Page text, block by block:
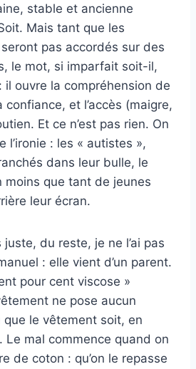
stable et ancienne
Mais tant que les
pas accordés sur des
le mot, si imparfait soit-il,
il ouvre la compréhension de
et l’accès (maigre,
Et ce n’est pas rien. On
l’ironie : les « autistes »,
dans leur bulle, le
moins que tant de jeunes
leur écran.
du reste, je ne l’ai pas
: elle vient d’un parent.
pour cent viscose »
ne pose aucun
que le vêtement soit, en
Le mal commence quand on
de coton : qu’on le repasse